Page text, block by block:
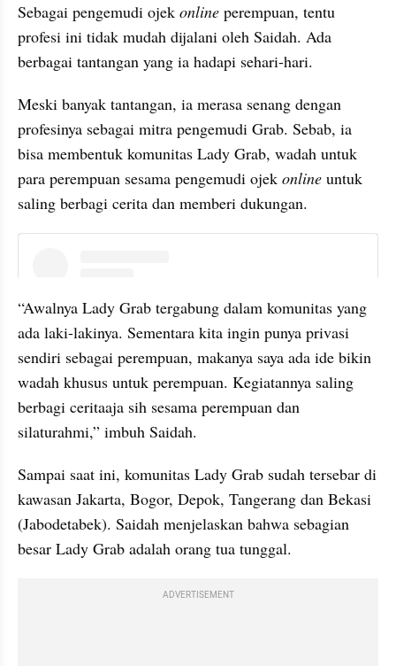
Sebagai pengemudi ojek online perempuan, tentu
profesi ini tidak mudah dijalani oleh Saidah. Ada
berbagai tantangan yang ia hadapi sehari-hari.
Meski banyak tantangan, ia merasa senang dengan
profesinya sebagai mitra pengemudi Grab. Sebab, ia
bisa membentuk komunitas Lady Grab, wadah untuk
para perempuan sesama pengemudi ojek online untuk
saling berbagi cerita dan memberi dukungan.
“Awalnya Lady Grab tergabung dalam komunitas yang
ada laki-lakinya. Sementara kita ingin punya privasi
sendiri sebagai perempuan, makanya saya ada ide bikin
wadah khusus untuk perempuan. Kegiatannya saling
berbagi ceritaaja sih sesama perempuan dan
silaturahmi,” imbuh Saidah.
Sampai saat ini, komunitas Lady Grab sudah tersebar di
kawasan Jakarta, Bogor, Depok, Tangerang dan Bekasi
(Jabodetabek). Saidah menjelaskan bahwa sebagian
besar Lady Grab adalah orang tua tunggal.
ADVERTISEMENT